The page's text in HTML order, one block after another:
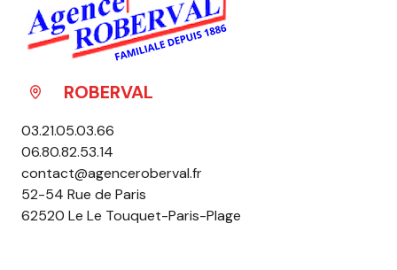
ROBERVAL
03.21.05.03.66
06.80.82.53.14
contact@agenceroberval.fr
52-54 Rue de Paris
62520 Le Le Touquet-Paris-Plage